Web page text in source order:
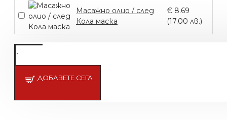
Масажно олио / след
Кола маска
€ 8.69
(17.00 лв.)
ДОБАВЕТЕ СЕГА